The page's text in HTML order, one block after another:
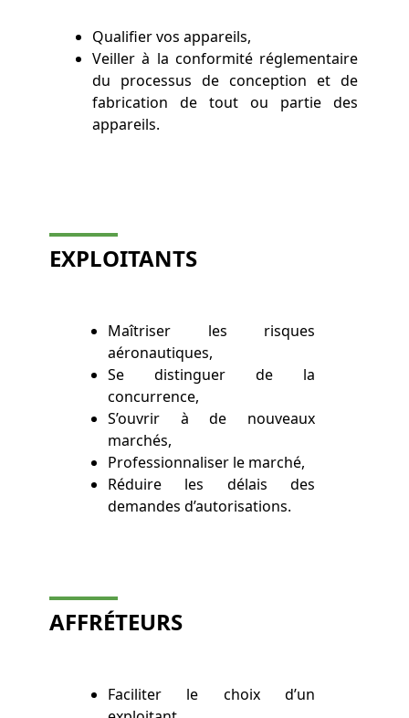
Qualifier vos appareils,
Veiller à la conformité réglementaire
du processus de conception et de
fabrication de tout ou partie des
appareils.
EXPLOITANTS
Maîtriser les risques
aéronautiques,
Se distinguer de la
concurrence,
S’ouvrir à de nouveaux
marchés,
Professionnaliser le marché,
Réduire les délais des
demandes d’autorisations.
AFFRÉTEURS
Faciliter le choix d’un